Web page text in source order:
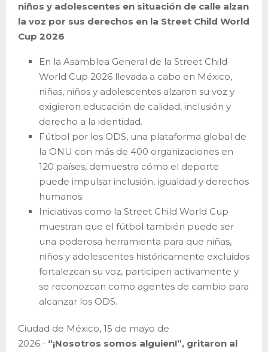
niños y adolescentes en situación de calle alzan
la voz por sus derechos en la Street Child World
Cup 2026
En la Asamblea General de la Street Child
World Cup 2026 llevada a cabo en México,
niñas, niños y adolescentes alzaron su voz y
exigieron educación de calidad, inclusión y
derecho a la identidad.
Fútbol por los ODS, una plataforma global de
la ONU con más de 400 organizaciones en
120 países, demuestra cómo el deporte
puede impulsar inclusión, igualdad y derechos
humanos.
Iniciativas como la Street Child World Cup
muestran que el fútbol también puede ser
una poderosa herramienta para que niñas,
niños y adolescentes históricamente excluidos
fortalezcan su voz, participen activamente y
se reconozcan como agentes de cambio para
alcanzar los ODS.
Ciudad de México, 15 de mayo de
2026.- “¡Nosotros somos alguien!”, gritaron al